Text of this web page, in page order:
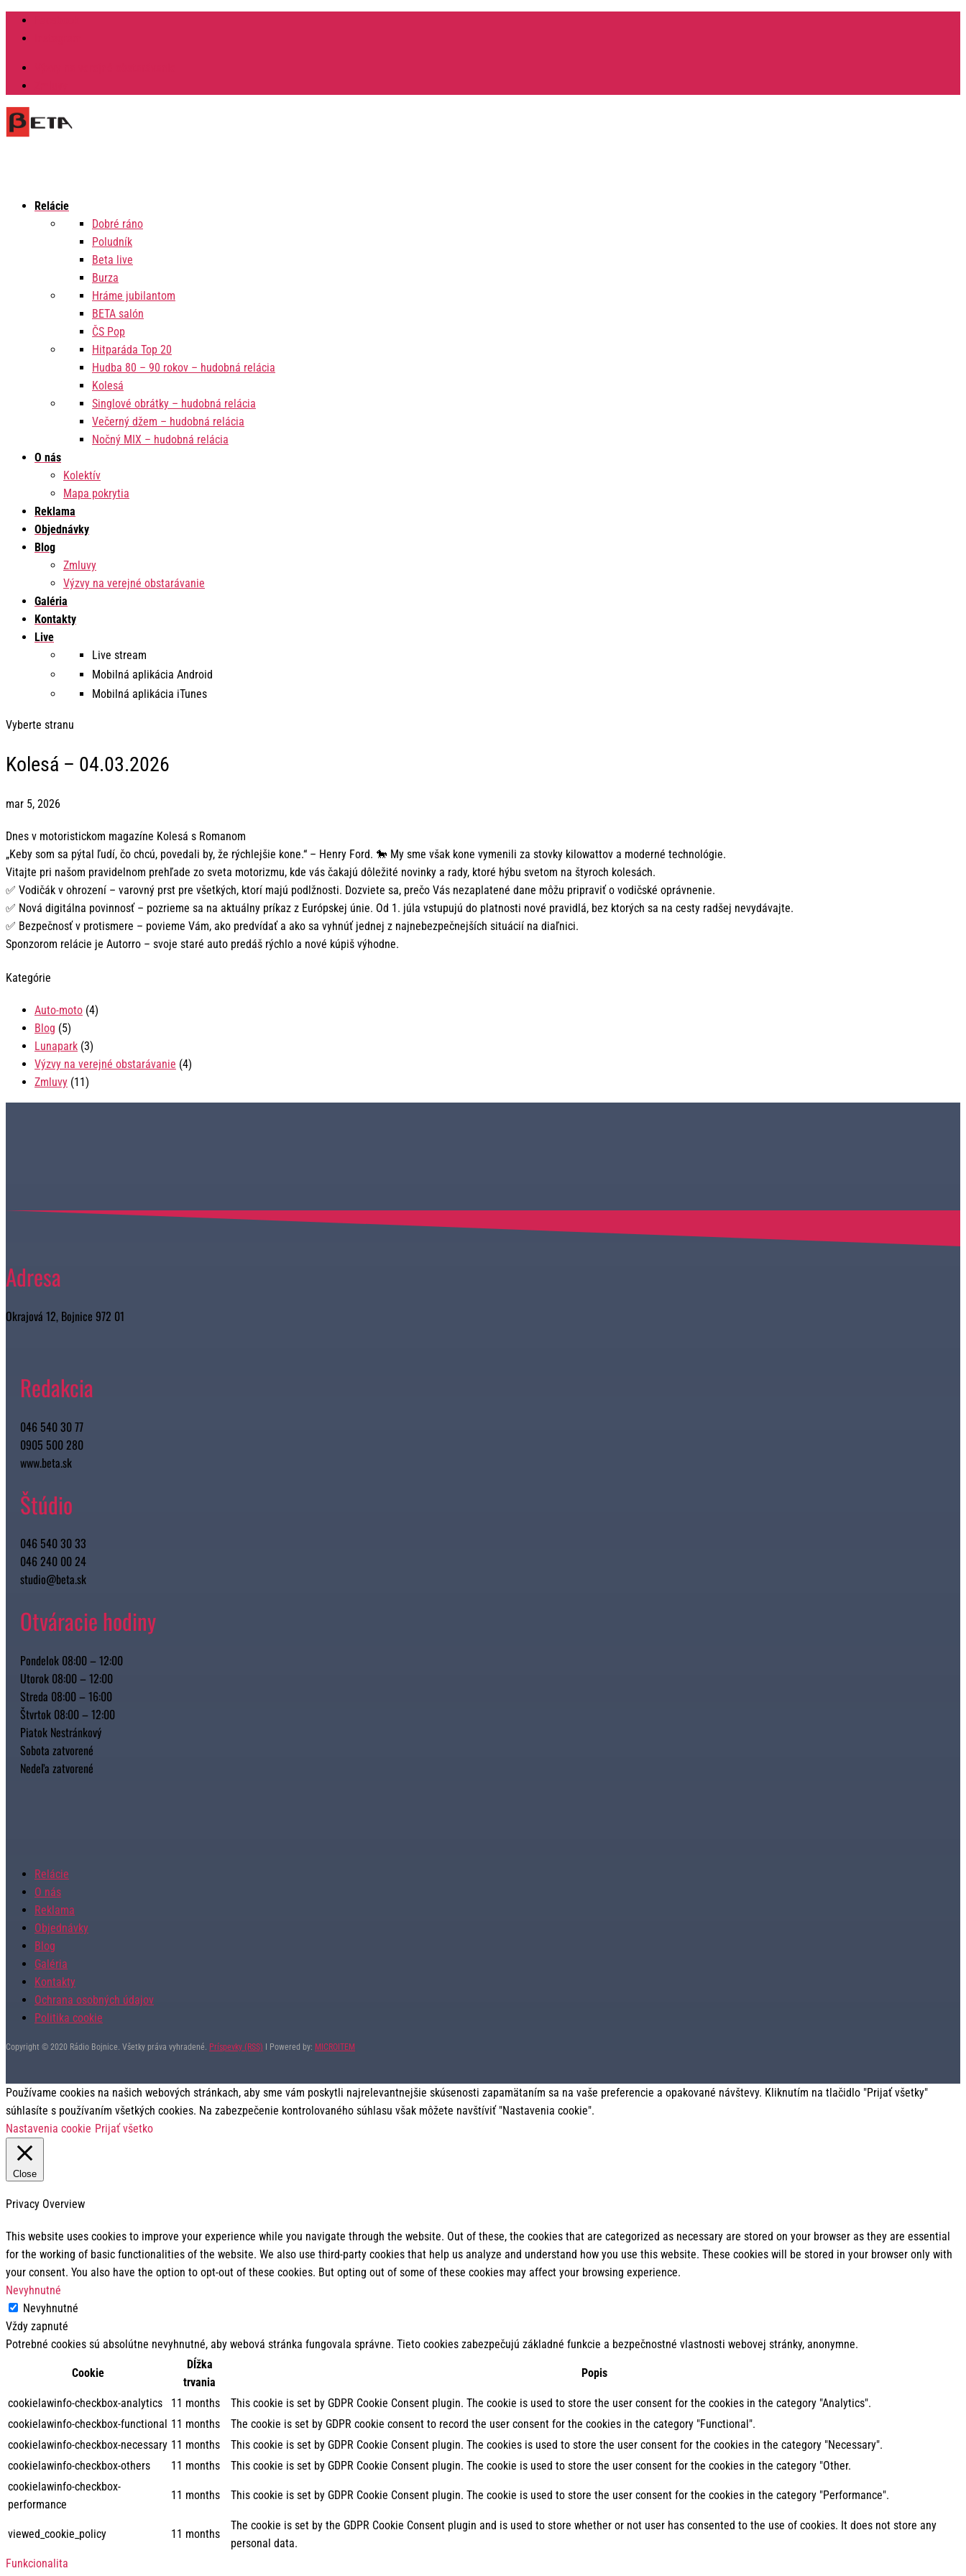
Relácie
Dobré ráno
Poludník
Beta live
Burza
Hráme jubilantom
BETA salón
ČS Pop
Hitparáda Top 20
Hudba 80 – 90 rokov – hudobná relácia
Kolesá
Singlové obrátky – hudobná relácia
Večerný džem – hudobná relácia
Nočný MIX – hudobná relácia
O nás
Kolektív
Mapa pokrytia
Reklama
Objednávky
Blog
Zmluvy
Výzvy na verejné obstarávanie
Galéria
Kontakty
Live
Live stream
Mobilná aplikácia Android
Mobilná aplikácia iTunes
Vyberte stranu
Kolesá – 04.03.2026
mar 5, 2026
Dnes v motoristickom magazíne Kolesá s Romanom
„Keby som sa pýtal ľudí, čo chcú, povedali by, že rýchlejšie kone.“ – Henry Ford. 🐎 My sme však kone vymenili za stovky kilowattov a moderné technológie.
Vitajte pri našom pravidelnom prehľade zo sveta motorizmu, kde vás čakajú dôležité novinky a rady, ktoré hýbu svetom na štyroch kolesách.
✅ Vodičák v ohrození – varovný prst pre všetkých, ktorí majú podlžnosti. Dozviete sa, prečo Vás nezaplatené dane môžu pripraviť o vodičské oprávnenie.
✅ Nová digitálna povinnosť – pozrieme sa na aktuálny príkaz z Európskej únie. Od 1. júla vstupujú do platnosti nové pravidlá, bez ktorých sa na cesty radšej nevydávajte.
✅ Bezpečnosť v protismere – povieme Vám, ako predvídať a ako sa vyhnúť jednej z najnebezpečnejších situácií na diaľnici.
Sponzorom relácie je Autorro – svoje staré auto predáš rýchlo a nové kúpiš výhodne.
Kategórie
Auto-moto (4)
Blog (5)
Lunapark (3)
Výzvy na verejné obstarávanie (4)
Zmluvy (11)
Adresa
Okrajová 12, Bojnice 972 01
Redakcia
046 540 30 77
0905 500 280
www.beta.sk
Štúdio
046 540 30 33
046 240 00 24
studio@beta.sk
Otváracie hodiny
Pondelok 08:00 – 12:00
Utorok 08:00 – 12:00
Streda 08:00 – 16:00
Štvrtok 08:00 – 12:00
Piatok Nestránkový
Sobota zatvorené
Nedeľa zatvorené
Relácie
O nás
Reklama
Objednávky
Blog
Galéria
Kontakty
Ochrana osobných údajov
Politika cookie
Copyright © 2020 Rádio Bojnice. Všetky práva vyhradené. Príspevky (RSS) I Powered by: MICROITEM
Používame cookies na našich webových stránkach, aby sme vám poskytli najrelevantnejšie skúsenosti zapamätaním sa na vaše preferencie a opakované návštevy. Kliknutím na tlačidlo "Prijať všetky"
súhlasíte s používaním všetkých cookies. Na zabezpečenie kontrolovaného súhlasu však môžete navštíviť "Nastavenia cookie".
Nastavenia cookie Prijať všetko
Close
Privacy Overview
This website uses cookies to improve your experience while you navigate through the website. Out of these, the cookies that are categorized as necessary are stored on your browser as they are essential
for the working of basic functionalities of the website. We also use third-party cookies that help us analyze and understand how you use this website. These cookies will be stored in your browser only with
your consent. You also have the option to opt-out of these cookies. But opting out of some of these cookies may affect your browsing experience.
Nevyhnutné
Nevyhnutné
Vždy zapnuté
Potrebné cookies sú absolútne nevyhnutné, aby webová stránka fungovala správne. Tieto cookies zabezpečujú základné funkcie a bezpečnostné vlastnosti webovej stránky, anonymne.
Cookie
Dĺžka
trvania
Popis
cookielawinfo-checkbox-analytics 11 months
This cookie is set by GDPR Cookie Consent plugin. The cookie is used to store the user consent for the cookies in the category "Analytics".
cookielawinfo-checkbox-functional 11 months
The cookie is set by GDPR cookie consent to record the user consent for the cookies in the category "Functional".
cookielawinfo-checkbox-necessary 11 months
This cookie is set by GDPR Cookie Consent plugin. The cookies is used to store the user consent for the cookies in the category "Necessary".
cookielawinfo-checkbox-others
11 months
This cookie is set by GDPR Cookie Consent plugin. The cookie is used to store the user consent for the cookies in the category "Other.
cookielawinfo-checkbox-
performance
11 months This cookie is set by GDPR Cookie Consent plugin. The cookie is used to store the user consent for the cookies in the category "Performance".
viewed_cookie_policy 11 months
The cookie is set by the GDPR Cookie Consent plugin and is used to store whether or not user has consented to the use of cookies. It does not store any
personal data.
Funkcionalita